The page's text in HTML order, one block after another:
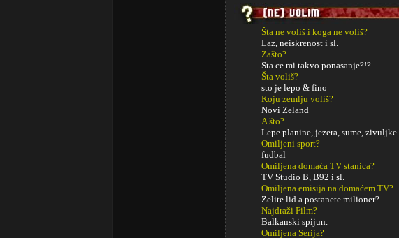
Šta ne voliš i koga ne voliš?
Laz, neiskrenost i sl.
Zašto?
Sta ce mi takvo ponasanje?!?
Šta voliš?
sto je lepo & fino
Koju zemlju voliš?
Novi Zeland
A što?
Lepe planine, jezera, sume,
Omiljeni sport?
fudbal
Omiljena domaća TV stanica?
TV Studio B, B92 i sl.
Omiljena emisija na domaćem TV?
Zelite lid a postanete milioner?
Najdraži Film?
Balkanski spijun.
Omiljena Serija?